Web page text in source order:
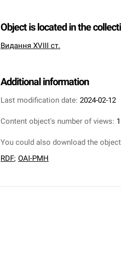
Object is located in the
Видання XVIII ст.
Additional information
Last modification date: 2024-02-12
Content object's number of views: 1
You could also download the
RDF; OAI-PMH